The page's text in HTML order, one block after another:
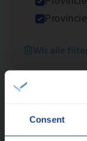
Consent
Wis alle
Lees onze
Meer dan
versterken
Mathias houdt
humor
werk